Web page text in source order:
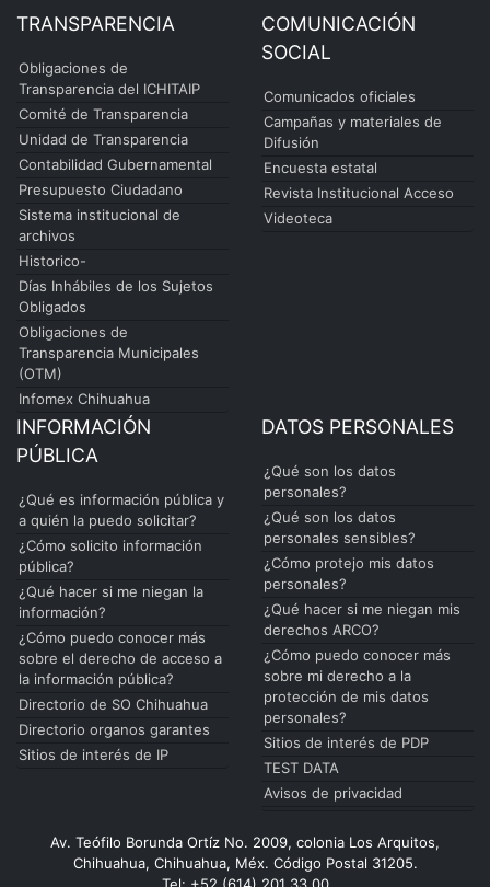
TRANSPARENCIA
Obligaciones de
Transparencia del ICHITAIP
Comité de Transparencia
Unidad de Transparencia
Contabilidad Gubernamental
Presupuesto Ciudadano
Sistema institucional de
archivos
Historico-
Días Inhábiles de los Sujetos
Obligados
Obligaciones de
Transparencia Municipales
(OTM)
Infomex Chihuahua
COMUNICACIÓN
SOCIAL
Comunicados oficiales
Campañas y materiales de
Difusión
Encuesta estatal
Revista Institucional Acceso
Videoteca
INFORMACIÓN
PÚBLICA
¿Qué es información pública y
a quién la puedo solicitar?
¿Cómo solicito información
pública?
¿Qué hacer si me niegan la
información?
¿Cómo puedo conocer más
sobre el derecho de acceso a
la información pública?
Directorio de SO Chihuahua
Directorio organos garantes
Sitios de interés de IP
DATOS PERSONALES
¿Qué son los datos
personales?
¿Qué son los datos
personales sensibles?
¿Cómo protejo mis datos
personales?
¿Qué hacer si me niegan mis
derechos ARCO?
¿Cómo puedo conocer más
sobre mi derecho a la
protección de mis datos
personales?
Sitios de interés de PDP
TEST DATA
Avisos de privacidad
Av. Teófilo Borunda Ortíz No. 2009, colonia Los Arquitos,
Chihuahua, Chihuahua, Méx. Código Postal 31205.